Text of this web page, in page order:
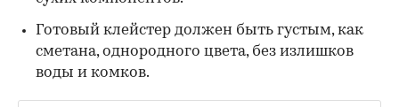
Готовый клейстер должен быть густым, как
сметана, однородного цвета, без излишков
воды и комков.